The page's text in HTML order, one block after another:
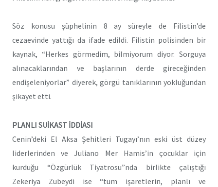
Söz konusu şüphelinin 8 ay süreyle de Filistin’de
cezaevinde yattığı da ifade edildi. Filistin polisinden bir
kaynak, “Herkes görmedim, bilmiyorum diyor. Sorguya
alınacaklarından ve başlarının derde gireceğinden
endişeleniyorlar” diyerek, görgü tanıklarının yokluğundan
şikayet etti.
PLANLI SUİKAST İDDİASI
Cenin’deki El Aksa Şehitleri Tugayı’nın eski üst düzey
liderlerinden ve Juliano Mer Hamis’in çocuklar için
kurduğu “Özgürlük Tiyatrosu”nda birlikte çalıştığı
Zekeriya Zubeydi ise “tüm işaretlerin, planlı ve